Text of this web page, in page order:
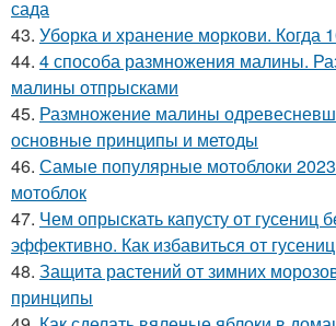
сада
43. Уборка и хранение моркови. Когда
44. 4 способа размножения малины.
малины отпрысками
45. Размножение малины
основные принципы и методы
46. Самые популярные мотоблоки
мотоблок
47. Чем опрыскать капусту от гусениц
эффективно. Как избавиться от
48. Защита растений от зимних
принципы